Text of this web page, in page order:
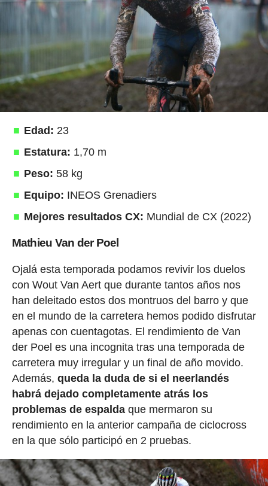
Edad: 23
Estatura: 1,70 m
Peso: 58 kg
Equipo: INEOS Grenadiers
Mejores resultados CX: Mundial de CX (2022)
Mathieu Van der Poel
Ojalá esta temporada podamos revivir los duelos
con Wout Van Aert que durante tantos años nos
han deleitado estos dos montruos del barro y que
en el mundo de la carretera hemos podido disfrutar
apenas con cuentagotas. El rendimiento de Van
der Poel es una incognita tras una temporada de
carretera muy irregular y un final de año movido.
Además, queda la duda de si el neerlandés
habrá dejado completamente atrás los
problemas de espaldaque mermaron su
rendimiento en la anterior campaña de ciclocross
en la que sólo participó en 2 pruebas.